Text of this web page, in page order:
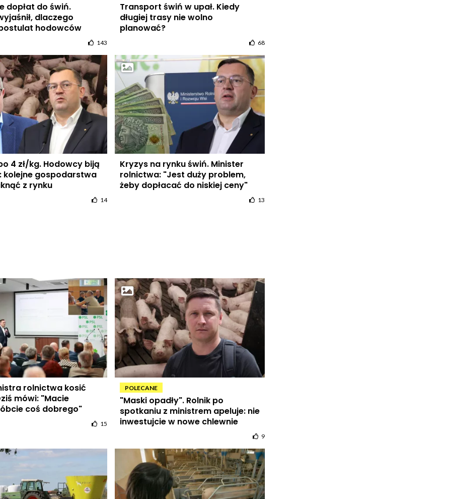
dopłat do świń.
dlaczego
hodowców
143
Transport świń w upał. Kiedy
długiej trasy nie wolno
planować?
68
4 zł/kg. Hodowcy biją
kolejne gospodarstwa
z rynku
14
Kryzys na rynku świń. Minister
rolnictwa: "Jest duży problem,
żeby dopłacać do niskiej ceny"
13
rolnictwa kosić
mówi: "Macie
coś dobrego"
15
POLECANE
"Maski opadły". Rolnik po
spotkaniu z ministrem apeluje: nie
inwestujcie w nowe chlewnie
9